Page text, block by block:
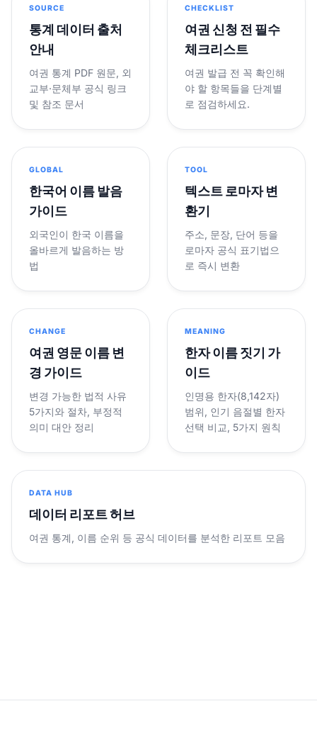
SOURCE
통계 데이터 출처
안내
여권 통계 PDF 원문, 외
교부·문체부 공식 링크
및 참조 문서
CHECKLIST
여권 신청 전 필수
체크리스트
여권 발급 전 꼭 확인해
야 할 항목들을 단계별
로 점검하세요.
GLOBAL
한국어 이름 발음
가이드
외국인이 한국 이름을
올바르게 발음하는 방
법
TOOL
텍스트 로마자 변
환기
주소, 문장, 단어 등을
로마자 공식 표기법으
로 즉시 변환
CHANGE
여권 영문 이름 변
경 가이드
변경 가능한 법적 사유
5가지와 절차, 부정적
의미 대안 정리
MEANING
한자 이름 짓기 가
이드
인명용 한자(8,142자)
범위, 인기 음절별 한자
선택 비교, 5가지 원칙
DATA HUB
데이터 리포트 허브
여권 통계, 이름 순위 등 공식 데이터를 분석한 리포트 모음